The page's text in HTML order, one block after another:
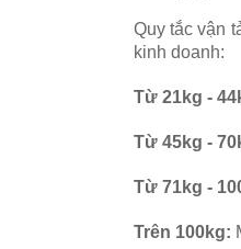
Quy tắc vận
kinh doanh:
Từ 21kg -
Từ 45kg -
Từ 71kg -
Trên 100kg: